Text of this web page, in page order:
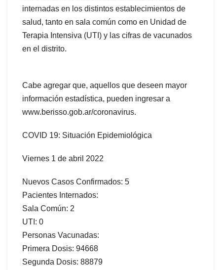
internadas en los distintos establecimientos de
salud, tanto en sala común como en Unidad de
Terapia Intensiva (UTI) y las cifras de vacunados
en el distrito.
Cabe agregar que, aquellos que deseen mayor
información estadística, pueden ingresar a
www.berisso.gob.ar/coronavirus.
COVID 19: Situación Epidemiológica
Viernes 1 de abril 2022
Nuevos Casos Confirmados: 5
Pacientes Internados:
Sala Común: 2
UTI: 0
Personas Vacunadas:
Primera Dosis: 94668
Segunda Dosis: 88879